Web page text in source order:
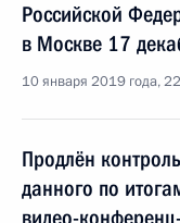
Российской
в Москве 17
10 января 2019 года,
Продлён
данного по
видео-